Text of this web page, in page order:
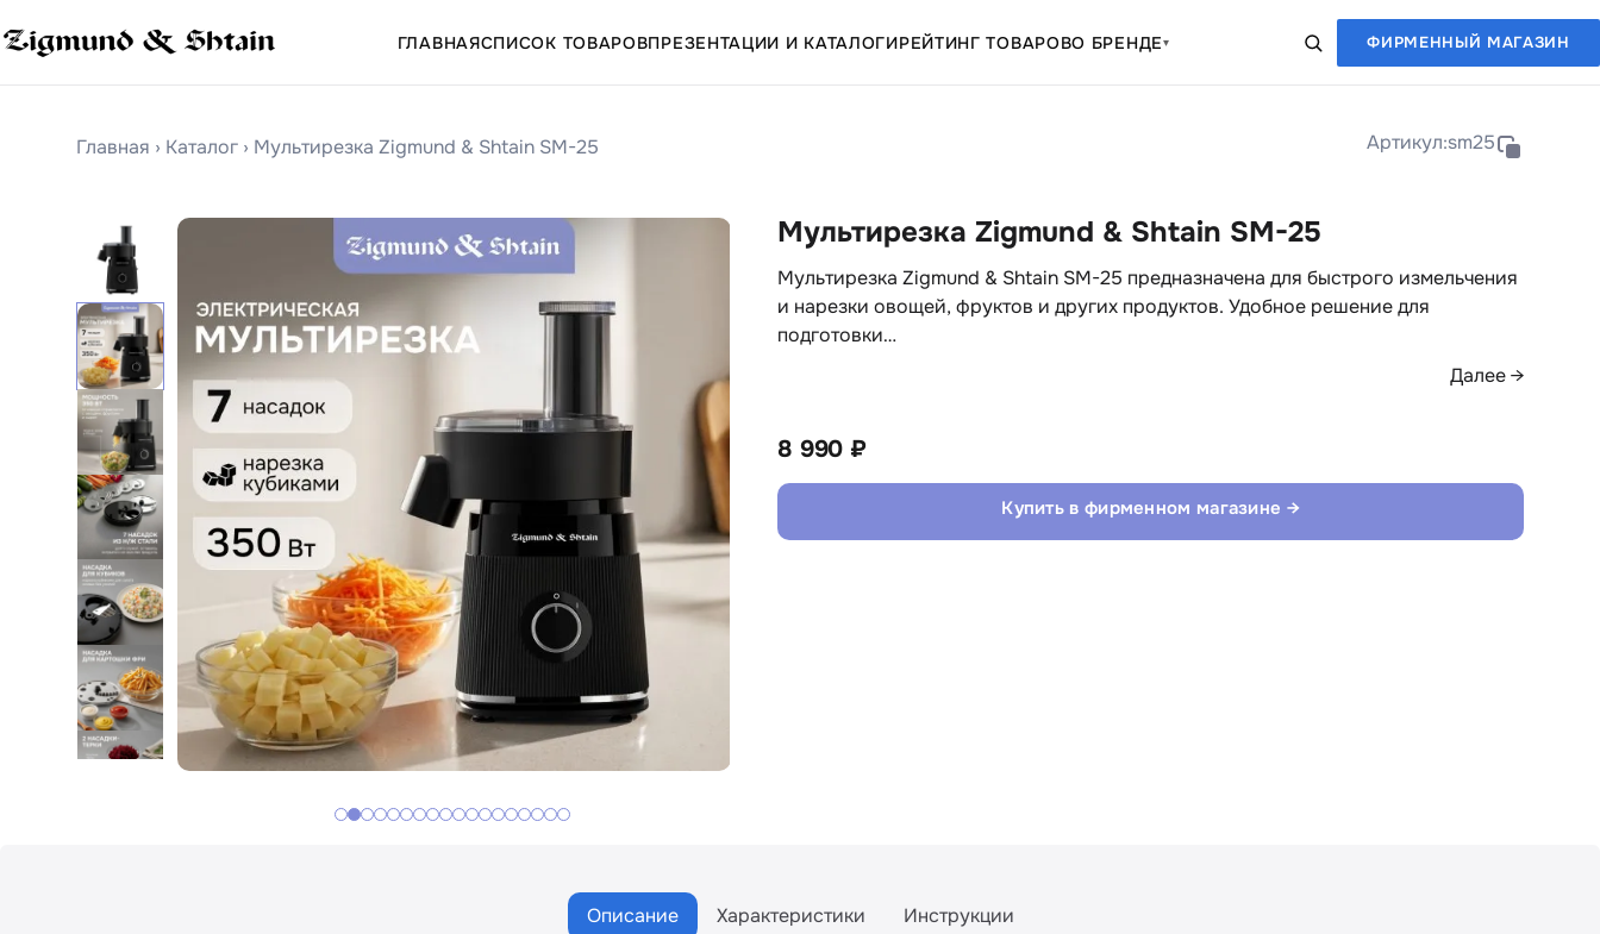
ГЛАВНАЯСПИСОК ТОВАРОВПРЕЗЕНТАЦИИ И КАТАЛОГИРЕЙТИНГ ТОВАРОВО БРЕНДЕ▾ ФИРМЕННЫЙ МАГАЗИН
Главная › Каталог › Мультирезка Zigmund & Shtain SM-25 Артикул:sm25
Мультирезка Zigmund & Shtain SM-25
Мультирезка Zigmund & Shtain SM-25 предназначена для быстрого измельчения
и нарезки овощей, фруктов и других продуктов. Удобное решение для
подготовки…
Далее →
8 990 ₽
Купить в фирменном магазине →
Описание Характеристики Инструкции